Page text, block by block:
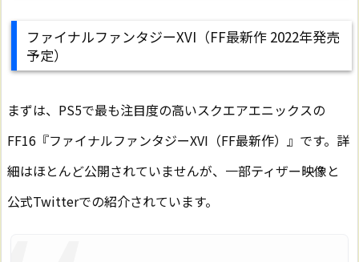
ファイナルファンタジーXVI（FF最新作 2022年発売
予定）
まずは、PS5で最も注目度の高いスクエアエニックスの
FF16『ファイナルファンタジーXVI（FF最新作）』です。詳
細はほとんど公開されていませんが、一部ティザー映像と
公式Twitterでの紹介されています。